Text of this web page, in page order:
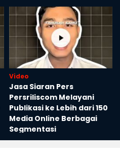
Video
Jasa Siaran Pers
Persriliscom Melayani
Publikasi ke Lebih dari 150
Media Online Berbagai
Segmentasi